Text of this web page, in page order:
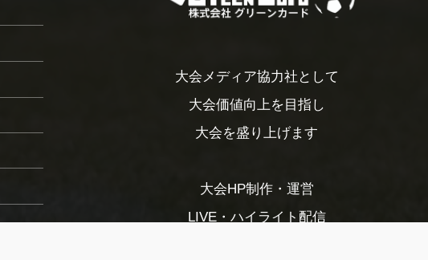
大会メディア協力社として
大会価値向上を目指し
大会を盛り上げます
大会HP制作・運営
LIVE・ハイライト配信